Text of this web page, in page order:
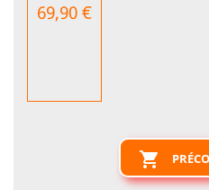
69,90 €
